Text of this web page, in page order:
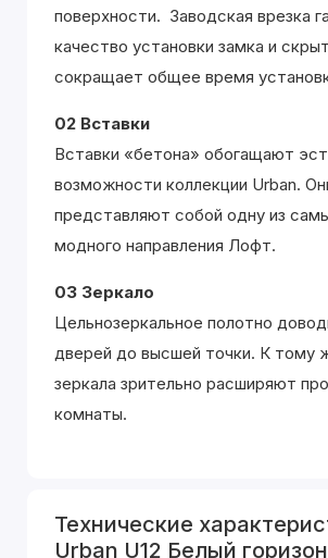
поверхности. Заводская врезка
качество установки замка и
сокращает общее время
02 Вставки
Вставки «бетона» обогащают
возможности коллекции Urban.
представляют собой одну из
модного направления Лофт.
03 Зеркало
Цельнозеркальное полотно
дверей до высшей точки. К тому
зеркала зрительно расширяют
комнаты.
Технические
Urban U12 Белый